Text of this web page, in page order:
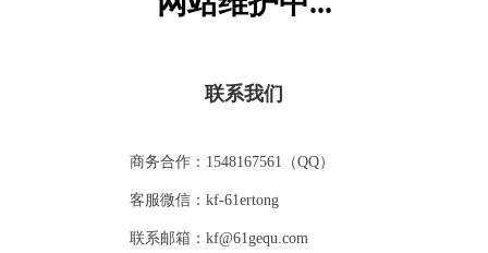
联系我们
商务合作：1548167561（QQ）
客服微信：kf-61ertong
联系邮箱：kf@61gequ.com